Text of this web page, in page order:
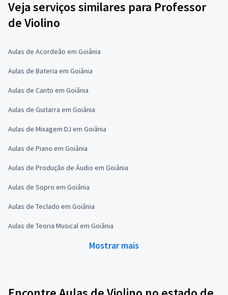
Veja serviços similares para Professor
de Violino
Aulas de Acordeão em Goiânia
Aulas de Bateria em Goiânia
Aulas de Canto em Goiânia
Aulas de Guitarra em Goiânia
Aulas de Mixagem DJ em Goiânia
Aulas de Piano em Goiânia
Aulas de Produção de Áudio em Goiânia
Aulas de Sopro em Goiânia
Aulas de Teclado em Goiânia
Aulas de Teoria Musical em Goiânia
Mostrar mais